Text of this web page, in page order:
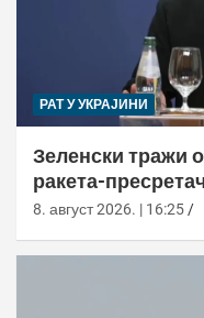
РАТ У УКРАЈИНИ
Зеленски тражи
ракета-
8. август 2026. | 16:25